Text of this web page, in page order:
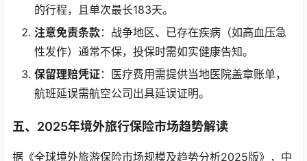
的行程，且单次最长183天。
注意免责条款：战争地区、已存在疾病（如高血压急
性发作）通常不保，投保时需如实健康告知。
保留理赔凭证：医疗费用需提供当地医院盖章账单，
航班延误需航空公司出具延误证明。
五、2025年境外旅行保险市场趋势解读
据《全球境外旅游保险市场规模及趋势分析2025版》，中